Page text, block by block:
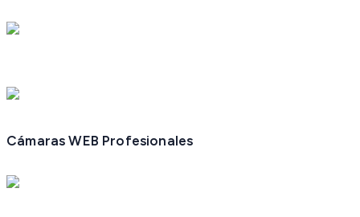
Cámaras WEB Profesionales